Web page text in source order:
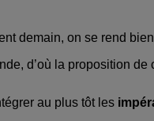
demain, on se rend
d’où la proposition de
au plus tôt les